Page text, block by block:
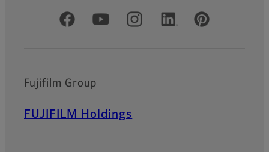
Social media ufficiali
Fujifilm Group
FUJIFILM Holdings